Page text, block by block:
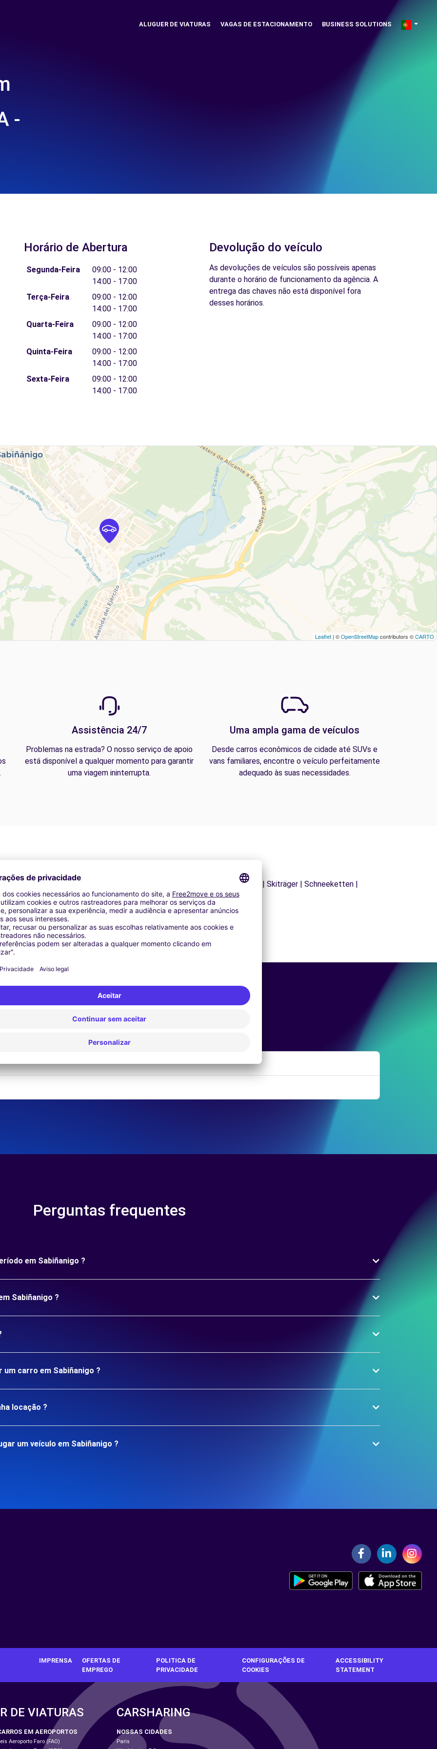
ALUGUER DE VIATURAS VAGAS DE ESTACIONAMENTO BUSINESS SOLUTIONS
-
Horário de Abertura
Segunda-Feira
09:00 - 12:00
14:00 - 17:00
Terça-Feira
09:00 - 12:00
14:00 - 17:00
Quarta-Feira
09:00 - 12:00
14:00 - 17:00
Quinta-Feira
09:00 - 12:00
14:00 - 17:00
Sexta-Feira
09:00 - 12:00
14:00 - 17:00
Devolução do veículo
As devoluções de veículos são possíveis apenas
durante o horário de funcionamento da agência. A
entrega das chaves não está disponível fora
desses horários.
Leaflet | ©OpenStreetMapcontributors ©CARTO
Assistência 24/7
Problemas na estrada? O nosso serviço de apoio
está disponível a qualquer momento para garantir
uma viagem ininterrupta.
Uma ampla gama de veículos
Desde carros econômicos de cidade até SUVs e
vans familiares, encontre o veículo perfeitamente
adequado às suas necessidades.
| Navigationsgerät garantiert | Umzugs-Kit | Dachkoffer | Dachträger | Skiträger | Schneeketten |
Agências similares
Perguntas frequentes
em Sabiñanigo ?
Sabiñanigo ?
um carro em Sabiñanigo ?
locação ?
um veículo em Sabiñanigo ?
IMPRENSA
OFERTAS DE
EMPREGO
POLITICA DE
PRIVACIDADE
CONFIGURAÇÕES DE
COOKIES
ACCESSIBILITY
STATEMENT
DE VIATURAS
EM AEROPORTOS
Aeroporto Faro (FAO)
CARSHARING
NOSSAS CIDADES
Paris